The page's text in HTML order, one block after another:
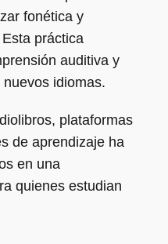
fonética y
práctica
auditiva y
idiomas.
plataformas
de aprendizaje ha
en una
quienes estudian